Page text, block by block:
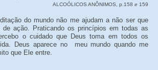
ALCOÓLICOS ANÔNIMOS, p.158 e 159
do mundo não me ajudam a não ser que
de ação. Praticando os princípios em todas as
o cuidado que Deus toma em todos os
Deus aparece no meu mundo quando me
que Ele entre.